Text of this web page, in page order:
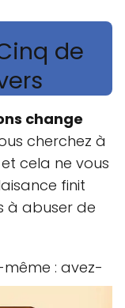
de
change
cherchez à
cela ne vous
finit
à abuser de
: avez-